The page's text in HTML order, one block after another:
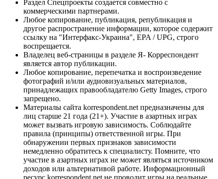
Раздел Спецпроекты создается совместно с
коммерческими партнерами.
Любое копирование, публикация, републикация и
другое распространение информации, которое содержит
ссылку на "Интерфакс-Украина", EPA / UPG, строго
воспрещается.
Владелец веб-страницы в разделе Я- Корреспондент
является автор публикации.
Любое копирование, перепечатка и воспроизведение
фотографий и/или аудиовизуальных материалов,
принадлежащих правообладателю Getty Images, строго
запрещено.
Материалы сайта korrespondent.net предназначены для
лиц старше 21 года (21+). Участие в азартных играх
может вызвать игровую зависимость. Соблюдайте
правила (принципы) ответственной игры. При
обнаружении первых признаков зависимости
немедленно обратитесь к специалисту. Помните, что
участие в азартных играх не может являться источником
доходов или альтернативой работе. Информационный